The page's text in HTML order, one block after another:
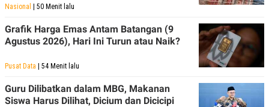
Nasional | 50 Menit lalu
Grafik Harga Emas Antam Batangan (9
Agustus 2026), Hari Ini Turun atau Naik?
Pusat Data | 54 Menit lalu
Guru Dilibatkan dalam MBG, Makanan
Siswa Harus Dilihat, Dicium dan Dicicipi